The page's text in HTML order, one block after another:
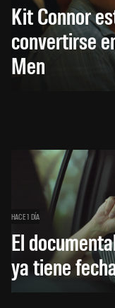
Kit Connor
convertirse
Men
HACE 1 DÍA
El
ya tiene